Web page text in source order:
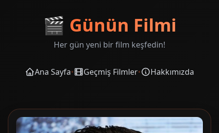
🎬 Günün Filmi
Her gün yeni bir film keşfedin!
Ana Sayfa• Geçmiş Filmler• Hakkımızda